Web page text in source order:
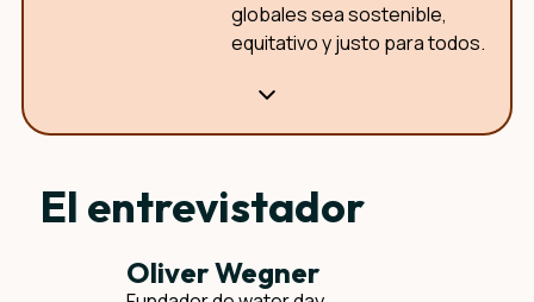
globales sea sostenible,
equitativo y justo para todos.
¿Por qué esta entrevista?
El entrevistador
Oliver Wegner